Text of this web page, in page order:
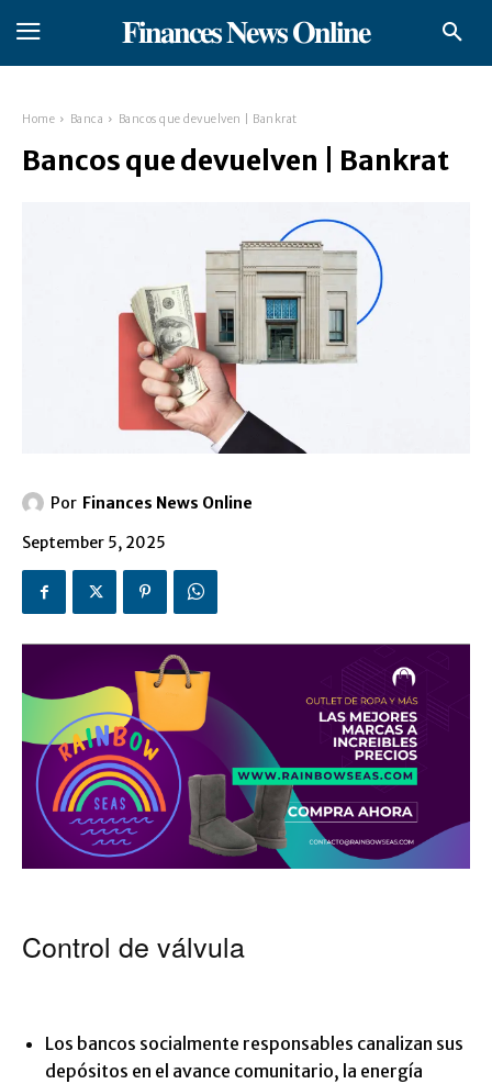
𝐅𝐢𝐧𝐚𝐧𝐜𝐞𝐬 𝐍𝐞𝐰𝐬 𝐎𝐧𝐥𝐢𝐧𝐞
Home Banca Bancos que devuelven | Bankrat
Bancos que devuelven | Bankrat
Por Finances News Online
September 5, 2025
Control de válvula
Los bancos socialmente responsables canalizan sus
depósitos en el avance comunitario, la energía